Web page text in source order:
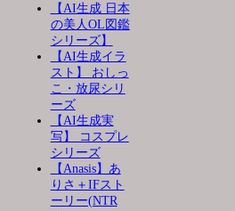
【AI生成 日本
の美人OL図鑑
シリーズ】
【AI生成イラ
スト】 おしっ
こ・放尿シリ
ーズ
【AI生成実
写】 コスプレ
シリーズ
【Anasis】あ
りさ＋IFスト
ーリー(NTR